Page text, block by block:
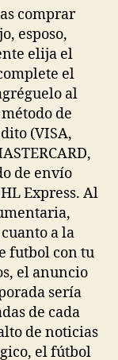
comprar
esposo,
elija el
el
al
de
(VISA,
de envío
Express. Al
a la
futbol con tu
el anuncio
sería
de cada
de noticias
el fútbol